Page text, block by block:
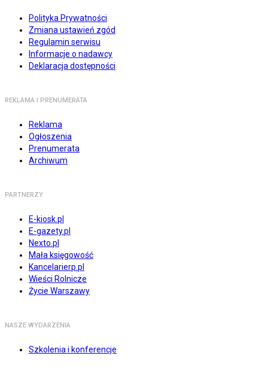
Polityka Prywatności
Zmiana ustawień zgód
Regulamin serwisu
Informacje o nadawcy
Deklaracja dostępności
REKLAMA I PRENUMERATA
Reklama
Ogłoszenia
Prenumerata
Archiwum
PARTNERZY
E-kiosk.pl
E-gazety.pl
Nexto.pl
Mała księgowość
Kancelarierp.pl
Wieści Rolnicze
Życie Warszawy
NASZE WYDARZENIA
Szkolenia i konferencje